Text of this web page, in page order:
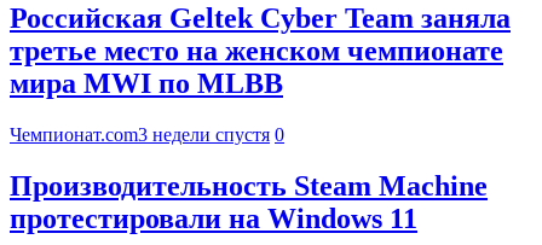
Российская Geltek Cyber Team заняла
третье место на женском чемпионате
мира MWI по MLBB
Чемпионат.com3 недели спустя 0
Производительность Steam Machine
протестировали на Windows 11